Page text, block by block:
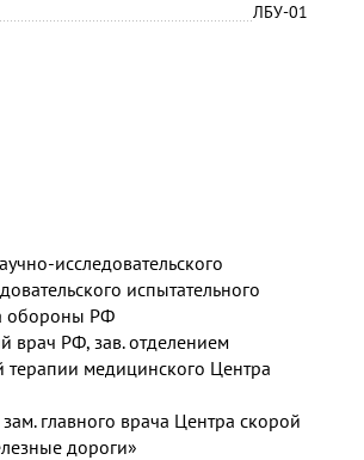
ЛБУ-01
исследовательского
испытательного
обороны РФ
врач РФ, зав. отделением
терапии медицинского Центра
главного врача Центра скорой
дороги»